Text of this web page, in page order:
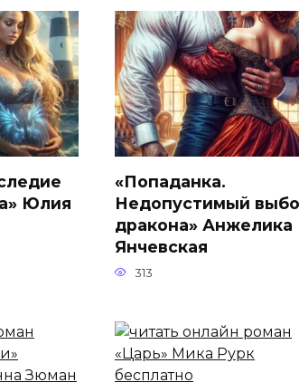
Юлия
«Попаданка.
Недопустимый
дракона» Анжелика
Янчевская
313